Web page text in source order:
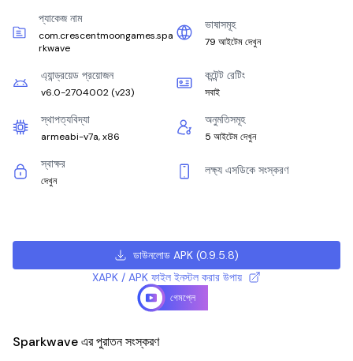
প্যাকেজ নাম
com.crescentmoongames.spa
rkwave
ভাষাসমূহ
79 আইটেম দেখুন
এ্যান্ড্রয়েড প্রয়োজন
v6.0-2704002 (v23)
কন্টেন্ট রেটিং
সবাই
স্থাপত্যবিদ্যা
armeabi-v7a, x86
অনুমতিসমূহ
5 আইটেম দেখুন
স্বাক্ষর
দেখুন
লক্ষ্য এসডিকে সংস্করণ
ডাউনলোড APK(0.9.5.8)
XAPK / APK ফাইল ইনস্টল করার উপায়
গেমপ্লে
Sparkwave এর পুরাতন সংস্করণ